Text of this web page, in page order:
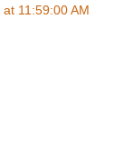
11:59:00 AM